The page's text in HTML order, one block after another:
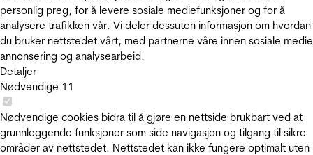
personlig preg, for å levere sosiale mediefunksjoner og for å
analysere trafikken vår. Vi deler dessuten informasjon om hvordan
du bruker nettstedet vårt, med partnerne våre innen sosiale
annonsering og analysearbeid.
Detaljer
Nødvendige 11
Nødvendige cookies bidra til å gjøre en nettside brukbart ved at
grunnleggende funksjoner som side navigasjon og tilgang til sikre
områder av nettstedet. Nettstedet kan ikke fungere optimalt uten